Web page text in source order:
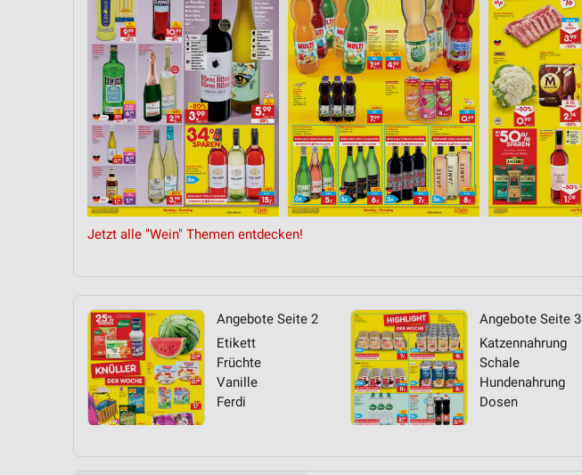
Jetzt alle "Wein" Themen entdecken!
Angebote Seite 2
Etikett
Früchte
Vanille
Ferdi
Angebote Seite 3
Katzennahrung
Schale
Hundenahrung
Dosen
Analyse von Zielgruppen durch Statistiken oder Kombinationen von Daten aus verschiedenen
Entwicklung und Verbesserung der Angebote
Verwendung reduzierter Daten zur Auswahl von Inhalten
IAB-Besonderheiten:
Verwendung genauer Standortdaten
Geräte anhand von aktiv angeforderten Informationen identifizieren
Nicht-IAB-Verarbeitungszwecke: